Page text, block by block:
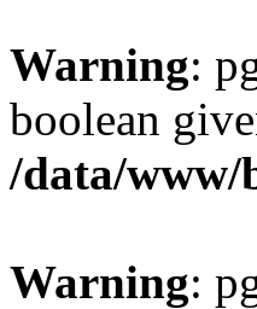
Warning:
boolean
/data/www/
Warning: